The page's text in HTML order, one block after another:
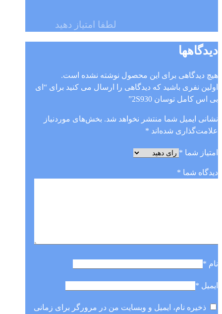
لطفا امتیاز دهید
دیدگاهها
هیچ دیدگاهی برای این محصول نوشته نشده است.
اولین نفری باشید که دیدگاهی را ارسال می کنید برای “ای
بی اس کامل توسان 2S930”
نشانی ایمیل شما منتشر نخواهد شد. بخش‌های موردنیاز
علامت‌گذاری شده‌اند *
امتیاز شما *
دیدگاه شما *
نام *
ایمیل *
ذخیره نام، ایمیل و وبسایت من در مرورگر برای زمانی